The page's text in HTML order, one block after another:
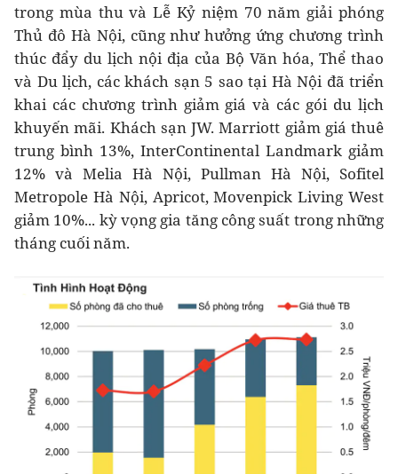
trong mùa thu và Lễ Kỷ niệm 70 năm giải phóng
Thủ đô Hà Nội, cũng như hưởng ứng chương trình
thúc đẩy du lịch nội địa của Bộ Văn hóa, Thể thao
và Du lịch, các khách sạn 5 sao tại Hà Nội đã triển
khai các chương trình giảm giá và các gói du lịch
khuyến mãi. Khách sạn JW. Marriott giảm giá thuê
trung bình 13%, InterContinental Landmark giảm
12% và Melia Hà Nội, Pullman Hà Nội, Sofitel
Metropole Hà Nội, Apricot, Movenpick Living West
giảm 10%... kỳ vọng gia tăng công suất trong những
tháng cuối năm.